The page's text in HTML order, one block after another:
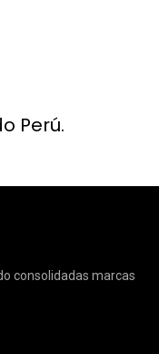
Perú.
consolidadas marcas